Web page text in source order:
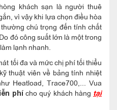
khách sạn là người thuê
vì vậy khi lựa chọn điều hòa
chú trọng đến tính chất
đó công suất lớn là một trong
lạnh nhanh.
tối đa và mức chị phí tối thiểu
thuật viên về bảng tính nhiệt
Heatload, Trace700,... Vua
phícho quý khách hàng tại